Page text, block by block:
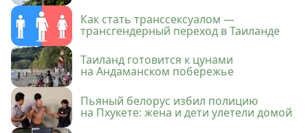
Как стать транссексуалом —
трансгендерный переход в Таиланде
Таиланд готовится к цунами
на Андаманском побережье
Пьяный белорус избил полицию
на Пхукете: жена и дети улетели домой